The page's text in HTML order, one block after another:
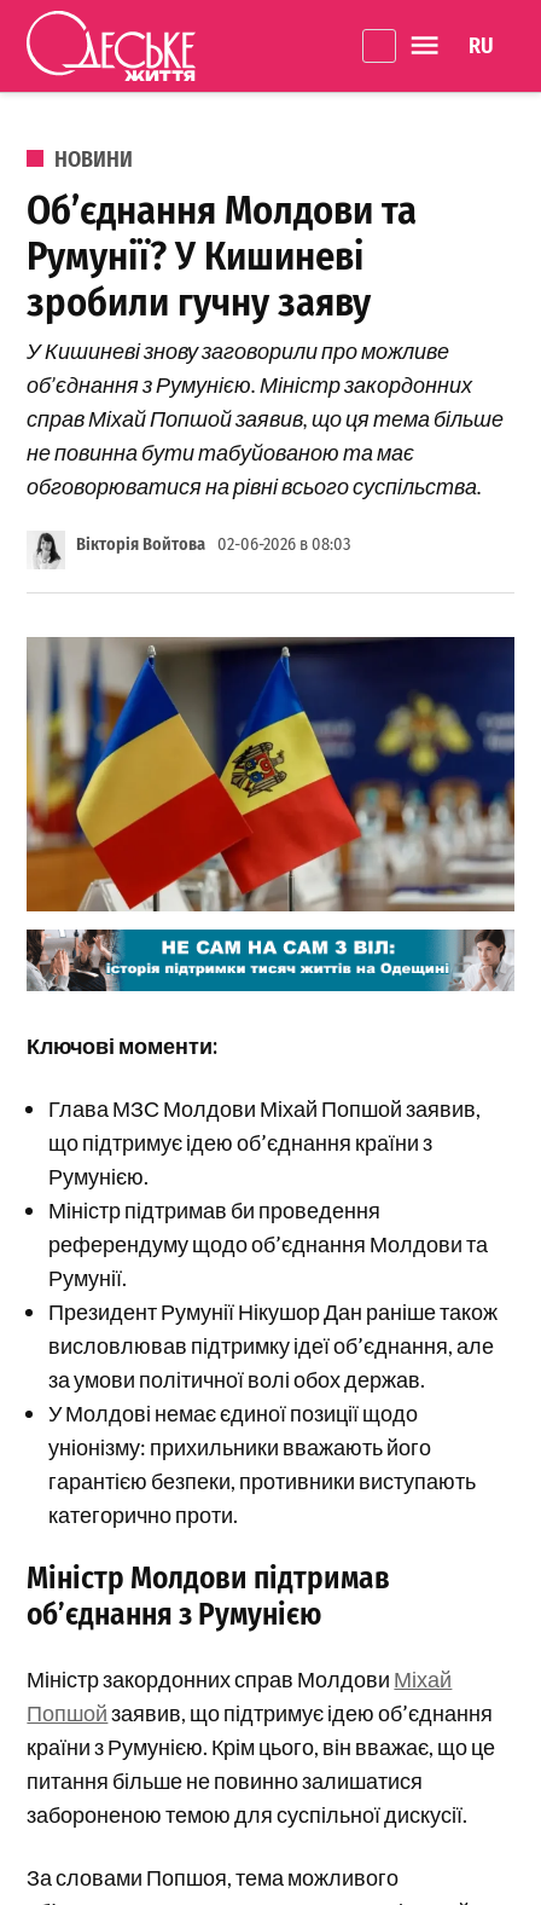
Перейти до вмісту
Життя
ОПУБЛІКОВАНО В
НОВИНИ
Об’єднання Молдови та
Румунії? У Кишиневі
зробили гучну заяву
У Кишиневі знову заговорили про можливе
об’єднання з Румунією. Міністр закордонних
справ Міхай Попшой заявив, що ця тема більше
не повинна бути табуйованою та має
обговорюватися на рівні всього суспільства.
Вікторія Войтова 02-06-2026 в 08:03
Ключові моменти:
Глава МЗС Молдови Міхай Попшой заявив,
що підтримує ідею об’єднання країни з
Румунією.
Міністр підтримав би проведення
референдуму щодо об’єднання Молдови та
Румунії.
Президент Румунії Нікушор Дан раніше також
висловлював підтримку ідеї об’єднання, але
за умови політичної волі обох держав.
У Молдові немає єдиної позиції щодо
уніонізму: прихильники вважають його
гарантією безпеки, противники виступають
категорично проти.
Міністр Молдови підтримав
об’єднання з Румунією
Міністр закордонних справ Молдови Міхай
Попшойзаявив, що підтримує ідею об’єднання
країни з Румунією. Крім цього, він вважає, що це
питання більше не повинно залишатися
забороненою темою для суспільної дискусії.
За словами Попшоя, тема можливого